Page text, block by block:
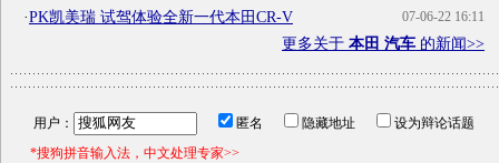
07-06-22 16:11
·PK凯美瑞 试驾体验全新一代本田CR-V
更多关于 本田 汽车 的新闻>>
用户： 匿名 隐藏地址
设为辩论话题
*搜狗拼音输入法，中文处理专家>>